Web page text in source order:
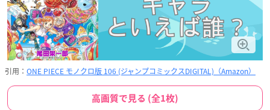
引用： ONE PIECE モノクロ版 106 (ジャンプコミックスDIGITAL)（Amazon）
高画質で見る (全1枚)